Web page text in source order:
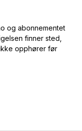
og abonnementet
finner sted,
opphører før